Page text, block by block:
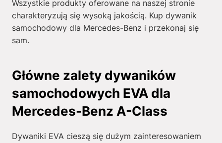
Wszystkie produkty oferowane na naszej stronie
charakteryzują się wysoką jakością. Kup dywanik
samochodowy dla Mercedes-Benz i przekonaj się
sam.
Główne zalety dywaników
samochodowych EVA dla
Mercedes-Benz A-Class
Dywaniki EVA cieszą się dużym zainteresowaniem